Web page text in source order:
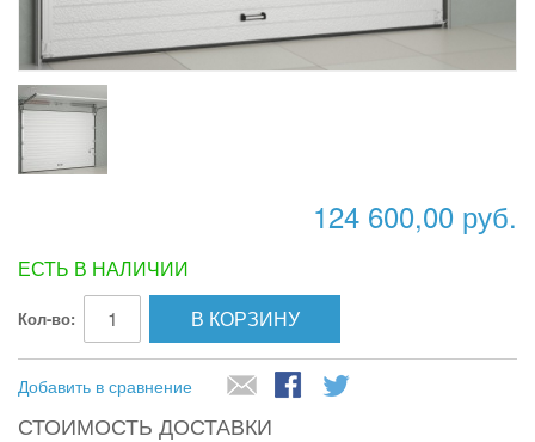
124 600,00 руб.
ЕСТЬ В НАЛИЧИИ
Кол-во: В КОРЗИНУ
Добавить в сравнение
СТОИМОСТЬ ДОСТАВКИ